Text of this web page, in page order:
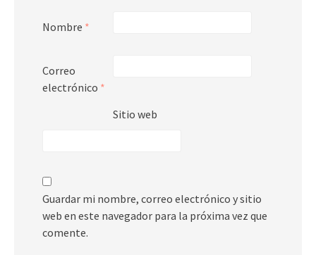
Nombre *
Correo
electrónico *
Sitio web
Guardar mi nombre, correo electrónico y sitio
web en este navegador para la próxima vez que
comente.